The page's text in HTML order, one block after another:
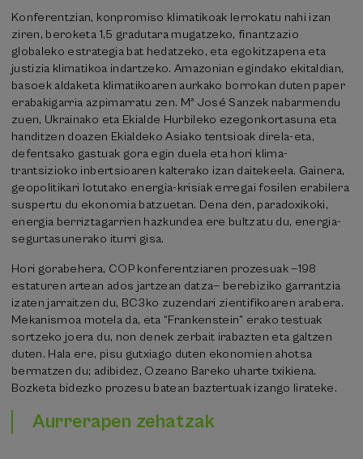
Konferentzian, konpromiso klimatikoak lerrokatu nahi izan
ziren, beroketa 1,5 gradutara mugatzeko, finantzazio
globaleko estrategia bat hedatzeko, eta egokitzapena eta
justizia klimatikoa indartzeko. Amazonian egindako ekitaldian,
basoek aldaketa klimatikoaren aurkako borrokan duten paper
erabakigarria azpimarratu zen. Mª José Sanzek nabarmendu
zuen, Ukrainako eta Ekialde Hurbileko ezegonkortasuna eta
handitzen doazen Ekialdeko Asiako tentsioak direla-eta,
defentsako gastuak gora egin duela eta hori klima-
trantsizioko inbertsioaren kalterako izan daitekeela. Gainera,
geopolitikari lotutako energia-krisiak erregai fosilen erabilera
suspertu du ekonomia batzuetan. Dena den, paradoxikoki,
energia berriztagarrien hazkundea ere bultzatu du, energia-
segurtasunerako iturri gisa.
Hori gorabehera, COP konferentziaren prozesuak —198
estaturen artean ados jartzean datza— berebiziko garrantzia
izaten jarraitzen du, BC3ko zuzendari zientifikoaren arabera.
Mekanismoa motela da, eta “Frankenstein” erako testuak
sortzeko joera du, non denek zerbait irabazten eta galtzen
duten. Hala ere, pisu gutxiago duten ekonomien ahotsa
bermatzen du; adibidez, Ozeano Bareko uharte txikiena.
Bozketa bidezko prozesu batean baztertuak izango lirateke.
Aurrerapen zehatzak